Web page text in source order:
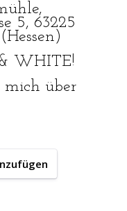
5, 63225
WHITE!
mich über